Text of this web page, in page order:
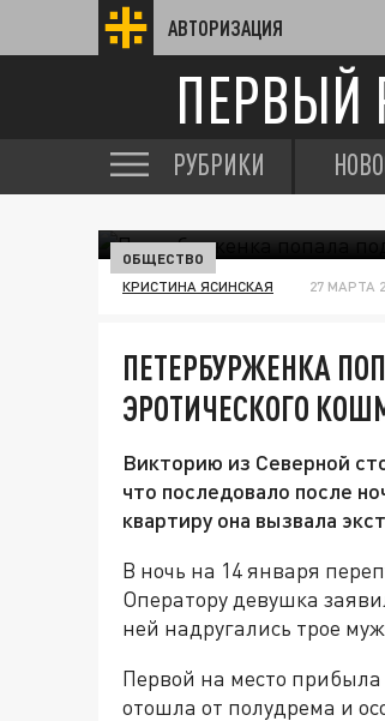
АВТОРИЗАЦИЯ
ПЕРВЫЙ
РУБРИКИ
ОБЩЕСТВО
КРИСТИНА ЯСИНСКАЯ 27 МАРТА
ПЕТЕРБУРЖЕНКА
ЭРОТИЧЕСКОГО
Викторию из Северной
что последовало после
квартиру она вызвала
В ночь на 14 января
Оператору девушка
ней надругались трое
Первой на место
отошла от полудрема и